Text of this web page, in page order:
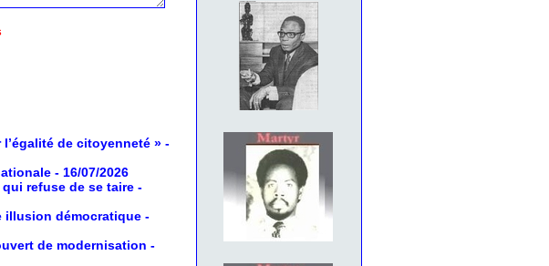
de citoyenneté » -
- 16/07/2026
refuse de se taire -
illusion démocratique -
de modernisation -